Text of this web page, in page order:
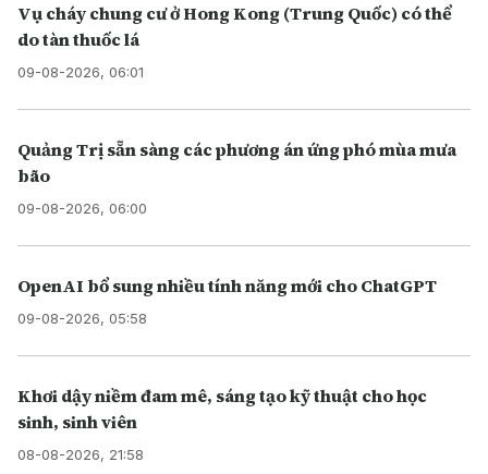
Vụ cháy chung cư ở Hong Kong (Trung Quốc) có thể
do tàn thuốc lá
09-08-2026, 06:01
Quảng Trị sẵn sàng các phương án ứng phó mùa mưa
bão
09-08-2026, 06:00
OpenAI bổ sung nhiều tính năng mới cho ChatGPT
09-08-2026, 05:58
Khơi dậy niềm đam mê, sáng tạo kỹ thuật cho học
sinh, sinh viên
08-08-2026, 21:58